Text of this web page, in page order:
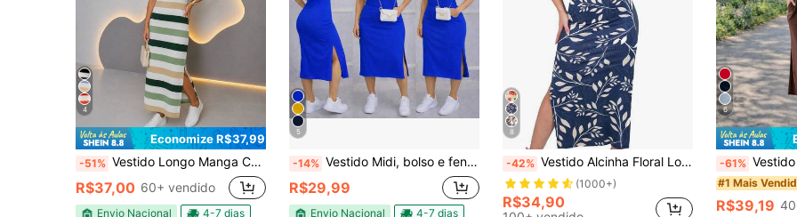
4
Economize R$37,99
-51% Vestido Longo Manga Curta Listrado Feminino com Fenda Lateral Casual em Viscolycra | ENVIO IMEDIATO
R$37,00 60+ vendido
Envio Nacional 4-7 dias
5
-14% Vestido Midi, bolso e fenda lateral
R$29,99
Envio Nacional 4-7 dias
8
-42% Vestido Alcinha Floral Longo Verão Moderno Canelado Fenda Lateral
(1000+)
R$34,90
6
-61% Vestido Feminino Longo
#1 Mais
R$39,19